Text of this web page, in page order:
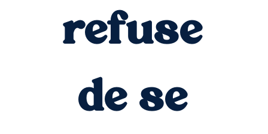
refuse
de se